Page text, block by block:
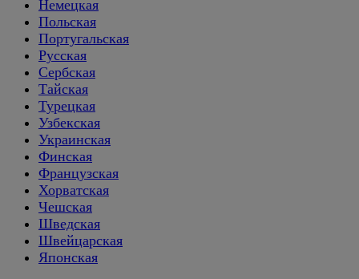
Немецкая
Польская
Португальская
Русская
Сербская
Тайская
Турецкая
Узбекская
Украинская
Финская
Французская
Хорватская
Чешская
Шведская
Швейцарская
Японская